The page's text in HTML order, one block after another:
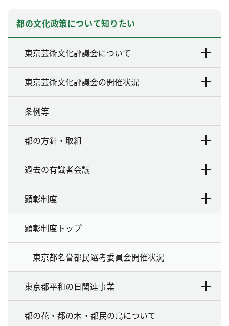
都の文化政策について知りたい
東京芸術文化評議会について
東京芸術文化評議会の開催状況
条例等
都の方針・取組
過去の有識者会議
顕彰制度
顕彰制度トップ
東京都名誉都民選考委員会開催状況
東京都平和の日関連事業
都の花・都の木・都民の鳥について